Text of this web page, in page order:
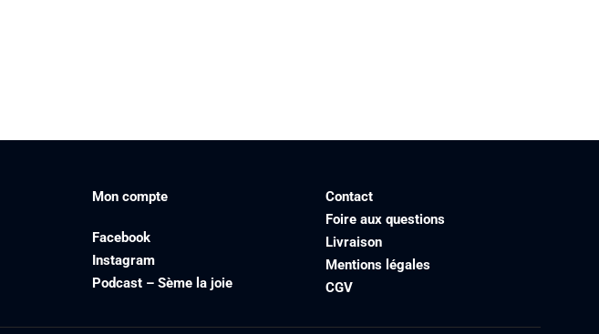
Mon compte
Facebook
Instagram
Podcast – Sème la joie
Contact
Foire aux questions
Livraison
Mentions légales
CGV